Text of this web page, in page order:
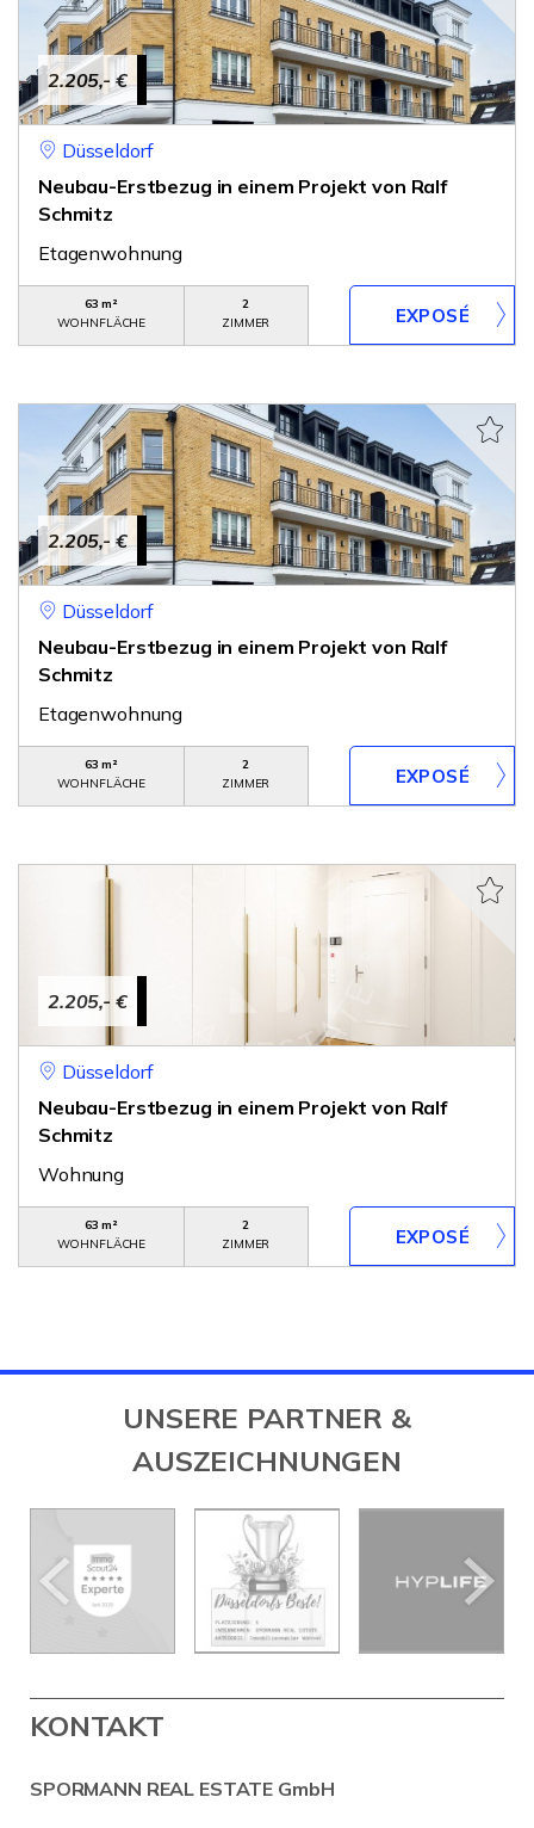
2.205,- €
Düsseldorf
Neubau-Erstbezug in einem Projekt von Ralf
Schmitz
Etagenwohnung
63 m²
WOHNFLÄCHE
2
ZIMMER
2.205,- €
Düsseldorf
Neubau-Erstbezug in einem Projekt von Ralf
Schmitz
Etagenwohnung
63 m²
WOHNFLÄCHE
2
ZIMMER
2.205,- €
Düsseldorf
Neubau-Erstbezug in einem Projekt von Ralf
Schmitz
Wohnung
63 m²
WOHNFLÄCHE
2
ZIMMER
UNSERE PARTNER &
AUSZEICHNUNGEN
KONTAKT
SPORMANN REAL ESTATE GmbH